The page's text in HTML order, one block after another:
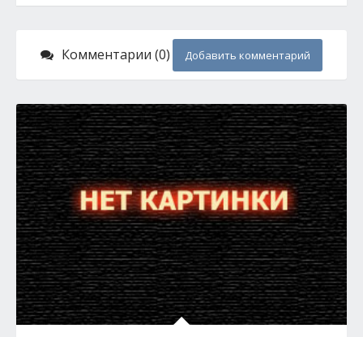
Комментарии (0) Добавить комментарий